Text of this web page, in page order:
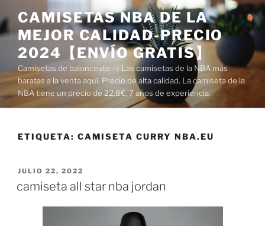
al
contenido
CAMISETAS NBA DE LA
MEJOR CALIDAD-PRECIO
2024【ENVÍO GRATIS】
Camisetas de baloncesto → Las camisetas de la NBA más
baratas a la venta aquí. Precio de alta calidad. La camiseta de la
NBA tiene un precio de 22,8€, 7 años de experiencia.
ETIQUETA: CAMISETA CURRY NBA.EU
PUBLICADO
JULIO 22, 2022
camiseta all star nba jordan